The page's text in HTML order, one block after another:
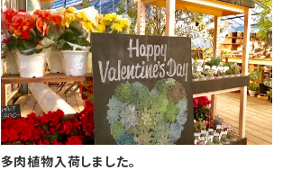
多肉植物入荷しました。